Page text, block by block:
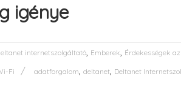
igénye
internetszolgáltató, Emberek, Érdekességek
Fi adatforgalom, deltanet, Deltanet